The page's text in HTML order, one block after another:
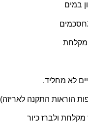
במים
לא מחליד.
הוראות התקנה לאריזה)
ולברז כיור